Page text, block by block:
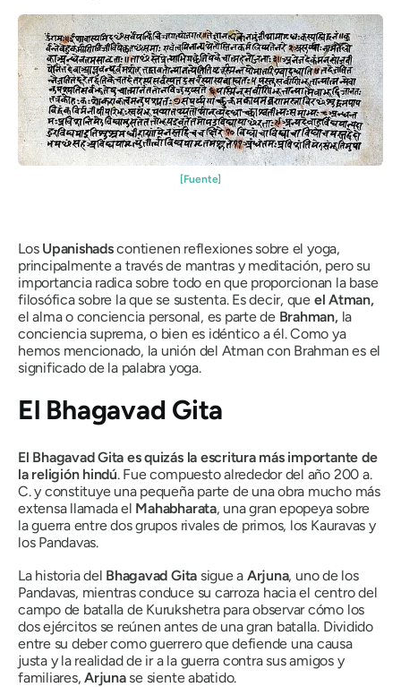
[Fuente]
Los Upanishadscontienen reflexiones sobre el yoga,
principalmente a través de mantras y meditación, pero su
importancia radica sobre todo en que proporcionan la base
filosófica sobre la que se sustenta. Es decir, que el Atman,
el alma o conciencia personal, es parte de Brahman,la
conciencia suprema, o bien es idéntico a él. Como ya
hemos mencionado, la unión del Atman con Brahman es el
significado de la palabra yoga.
El Bhagavad Gita
El Bhagavad Gita es quizás la escritura más importante de
la religión hindú. Fue compuesto alrededor del año 200 a.
C. y constituye una pequeña parte de una obra mucho más
extensa llamada el Mahabharata, una gran epopeya sobre
la guerra entre dos grupos rivales de primos, los Kauravas y
los Pandavas.
La historia del Bhagavad Gita sigue a Arjuna, uno de los
Pandavas, mientras conduce su carroza hacia el centro del
campo de batalla de Kurukshetra para observar cómo los
dos ejércitos se reúnen antes de una gran batalla. Dividido
entre su deber como guerrero que defiende una causa
justa y la realidad de ir a la guerra contra sus amigos y
familiares,Arjunase siente abatido.